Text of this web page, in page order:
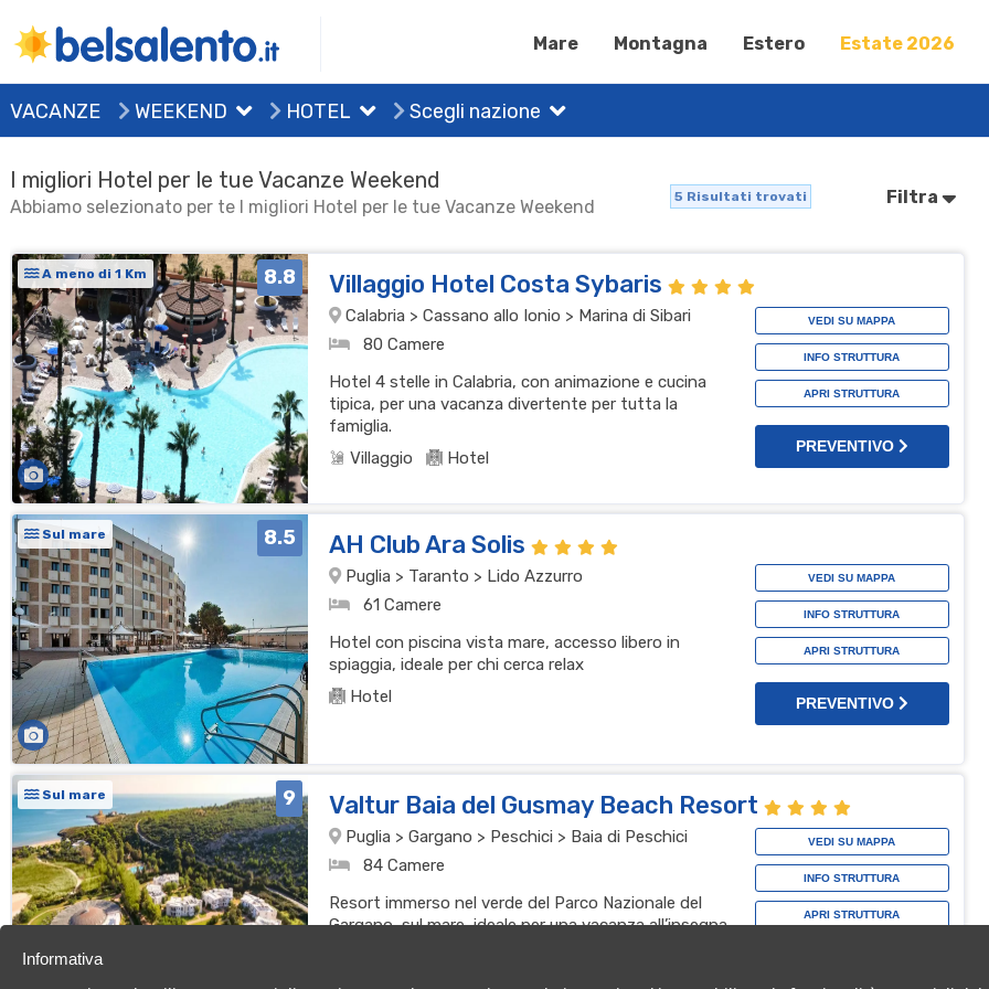
Mare Montagna Estero Estate 2026
VACANZE WEEKEND HOTEL Scegli nazione
I migliori Hotel per le tue Vacanze Weekend
Abbiamo selezionato per te I migliori Hotel per le tue Vacanze Weekend 5 Risultati trovati Filtra
A meno di 1 Km 8.8 Villaggio Hotel Costa Sybaris
Calabria > Cassano allo Ionio > Marina di Sibari
80 Camere
Hotel 4 stelle in Calabria, con animazione e cucina
tipica, per una vacanza divertente per tutta la
famiglia.
Villaggio
Hotel
VEDI SU MAPPA
INFO STRUTTURA
APRI STRUTTURA
PREVENTIVO
Sul mare 8.5 AH Club Ara Solis
Puglia > Taranto > Lido Azzurro
61 Camere
Hotel con piscina vista mare, accesso libero in
spiaggia, ideale per chi cerca relax
Hotel
VEDI SU MAPPA
INFO STRUTTURA
APRI STRUTTURA
PREVENTIVO
Sul mare 9 Valtur Baia del Gusmay Beach Resort
Puglia > Gargano > Peschici > Baia di Peschici
84 Camere
Resort immerso nel verde del Parco Nazionale del
Gargano, sul mare, ideale per una vacanza all’insegna
VEDI SU MAPPA
INFO STRUTTURA
APRI STRUTTURA
Informativa